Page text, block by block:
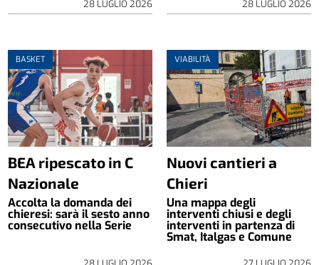
28 LUGLIO 2026 28 LUGLIO 2026
BASKET
BEA ripescato in C
Nazionale
Accolta la domanda dei
chieresi: sarà il sesto anno
consecutivo nella Serie
VIABILITÀ
Nuovi cantieri a
Chieri
Una mappa degli
interventi chiusi e degli
interventi in partenza di
Smat, Italgas e Comune